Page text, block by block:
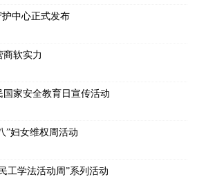
中心正式发布
商软实力
家安全教育日宣传活动
”妇女维权周活动
工学法活动周”系列活动